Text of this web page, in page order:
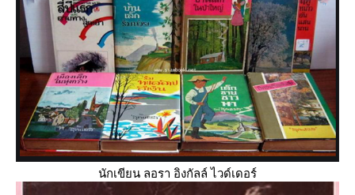
นักเขียน ลอรา อิงกัลล์ ไวด์เดอร์